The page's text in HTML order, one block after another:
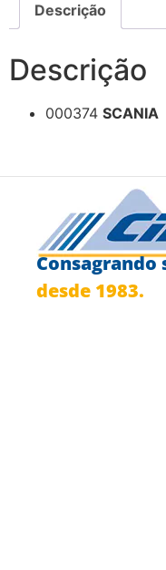
Descrição
Descrição
000374 SCANIA
desde 1983.